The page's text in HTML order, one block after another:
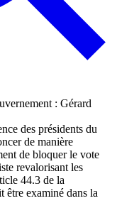
des présidents du
de manière
de bloquer le vote
revalorisant les
44.3 de la
examiné dans la